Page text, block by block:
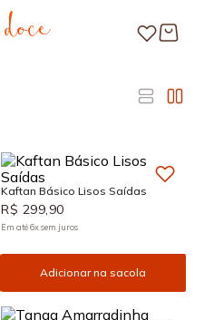
Kaftan Básico Lisos Saídas
R$ 299,90
Em até6xsem juros
Adicionar na sacola